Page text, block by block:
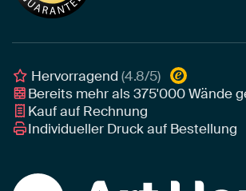
Leinwand für draußen
Individuelle Einrichtungsberatung
Awards und Preise
Art Heroes App
Hervorragend(4.8/5)
Bereits mehr als375'000Wände
Kauf auf Rechnung
Individueller Druck auf Bestellung